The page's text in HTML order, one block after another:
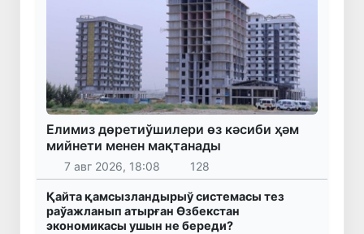
Елимиз дөретиўшилери өз кәсиби ҳәм
мийнети менен мақтанады
7 авг 2026, 18:08 128
Қайта қамсызландырыў системасы тез
раўажланып атырған Өзбекстан
экономикасы ушын не береди?